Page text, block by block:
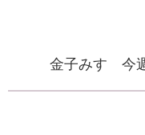
金子みすゞ今